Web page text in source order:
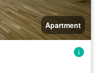
Apartment